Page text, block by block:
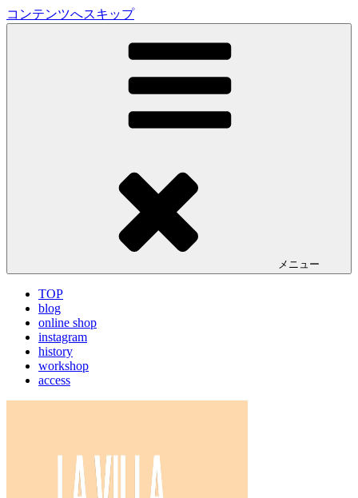
コンテンツへスキップ
LA VILLA ROUGE Blog
メニュー
TOP
blog
online shop
instagram
history
workshop
access